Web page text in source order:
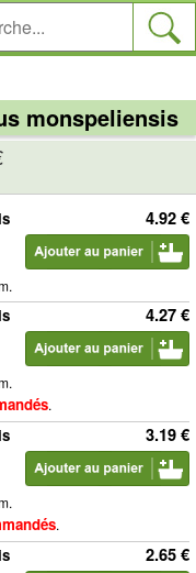
monspeliensis
4.92 €
4.27 €
.
3.19 €
.
2.65 €